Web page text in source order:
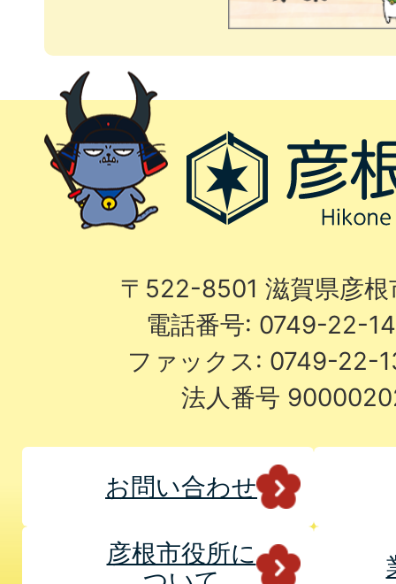
〒522-8501 滋賀県彦
電話番号: 0749-22-
ファックス: 0749-22-
法人番号
お問い合わせ
彦根市役所に